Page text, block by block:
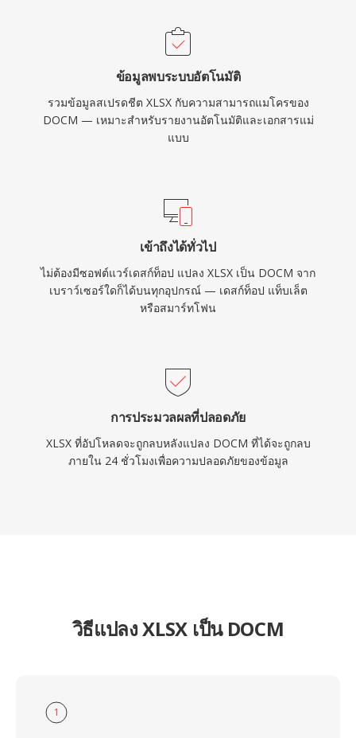
ข้อมูลพบระบบอัตโนมัติ
รวมข้อมูลสเปรดชีต XLSX กับความสามารถแมโครของ
DOCM — เหมาะสำหรับรายงานอัตโนมัติและเอกสารแม่
แบบ
เข้าถึงได้ทั่วไป
ไม่ต้องมีซอฟต์แวร์เดสก์ท็อป แปลง XLSX เป็น DOCM จาก
เบราว์เซอร์ใดก็ได้บนทุกอุปกรณ์ — เดสก์ท็อป แท็บเล็ต
หรือสมาร์ทโฟน
การประมวลผลที่ปลอดภัย
XLSX ที่อัปโหลดจะถูกลบหลังแปลง DOCM ที่ได้จะถูกลบ
ภายใน 24 ชั่วโมงเพื่อความปลอดภัยของข้อมูล
วิธีแปลง XLSX เป็น DOCM
1